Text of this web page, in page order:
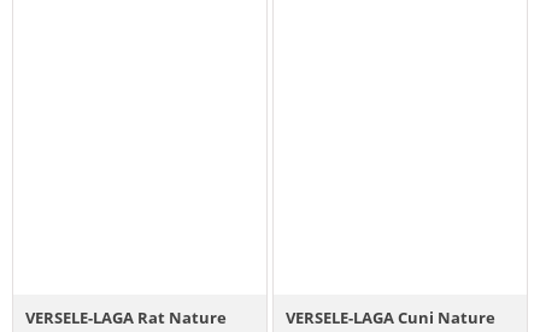
VERSELE-LAGA Rat Nature
VERSELE-LAGA Cuni Nature